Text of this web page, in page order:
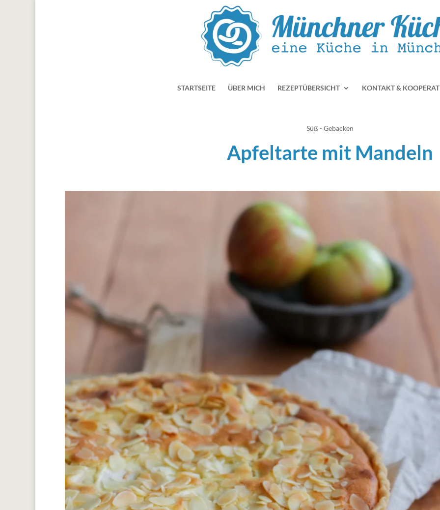
STARTSEITE ÜBER MICH REZEPTÜBERSICHT KONTAKT &
Süß - Gebacken
Apfeltarte mit Mandeln